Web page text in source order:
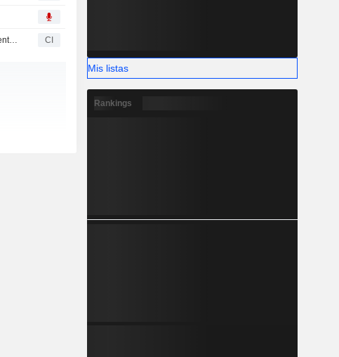
Kotak Mahindra Bank Limited presenta sus resultados anuales correspondientes al ejercicio cerrado el 31 de marzo de 2026 CI
Mis listas
Rankings